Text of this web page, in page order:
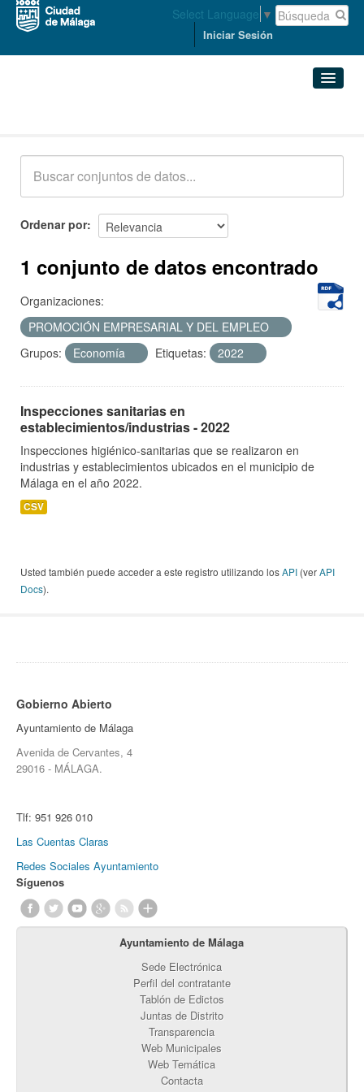
Select Language ▼
Iniciar Sesión
Acerca de
Ordenar por
1 conjunto de datos encontrado
Organizaciones:
PROMOCIÓN EMPRESARIAL Y DEL EMPLEO
Grupos:
Economía Etiquetas: 2022
Inspecciones sanitarias en
establecimientos/industrias - 2022
Inspecciones higiénico-sanitarias que se realizaron en
industrias y establecimientos ubicados en el municipio de
Málaga en el año 2022.
CSV
Usted también puede acceder a este registro utilizando losAPI (verAPI
Docs).
Gobierno Abierto
Ayuntamiento de Málaga
Avenida de Cervantes, 4
29016 - MÁLAGA.
Tlf: 951 926 010
Las Cuentas Claras
Redes Sociales Ayuntamiento
Síguenos
Ayuntamiento de Málaga
Sede Electrónica
Perfil del contratante
Tablón de Edictos
Juntas de Distrito
Transparencia
Web Municipales
Web Temática
Contacta